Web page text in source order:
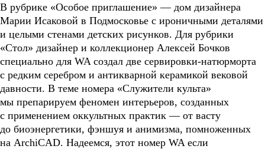
В рубрике «Особое приглашение» — дом дизайнера
Марии Исаковой в Подмосковье с ироничными деталями
и целыми стенами детских рисунков. Для рубрики
«Стол» дизайнер и коллекционер Алексей Бочков
специально для WA создал две сервировки-натюрморта
с редким серебром и антикварной керамикой вековой
давности. В теме номера «Служители культа»
мы препарируем феномен интерьеров, созданных
с применением оккультных практик — от васту
до биоэнергетики, фэншуя и анимизма, помноженных
на ArchiCAD. Надеемся, этот номер WA если